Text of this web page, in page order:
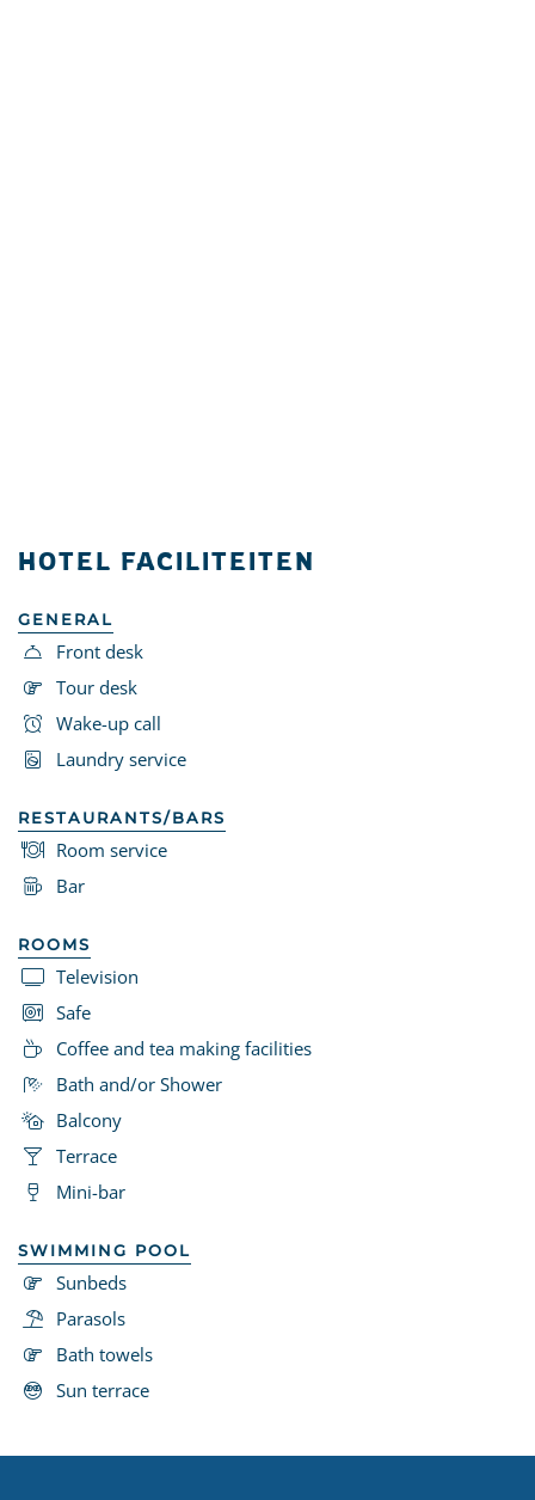
HOTEL FACILITEITEN
GENERAL
Front desk
Tour desk
Wake-up call
Laundry service
RESTAURANTS/BARS
Room service
Bar
ROOMS
Television
Safe
Coffee and tea making facilities
Bath and/or Shower
Balcony
Terrace
Mini-bar
SWIMMING POOL
Sunbeds
Parasols
Bath towels
Sun terrace